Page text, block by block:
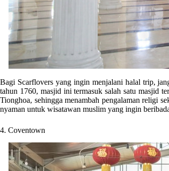
Bagi Scarflovers yang ingin menjalani halal trip,
tahun 1760, masjid ini termasuk salah satu masjid
Tionghoa, sehingga menambah pengalaman religi
nyaman untuk wisatawan muslim yang ingin
4. Coventown